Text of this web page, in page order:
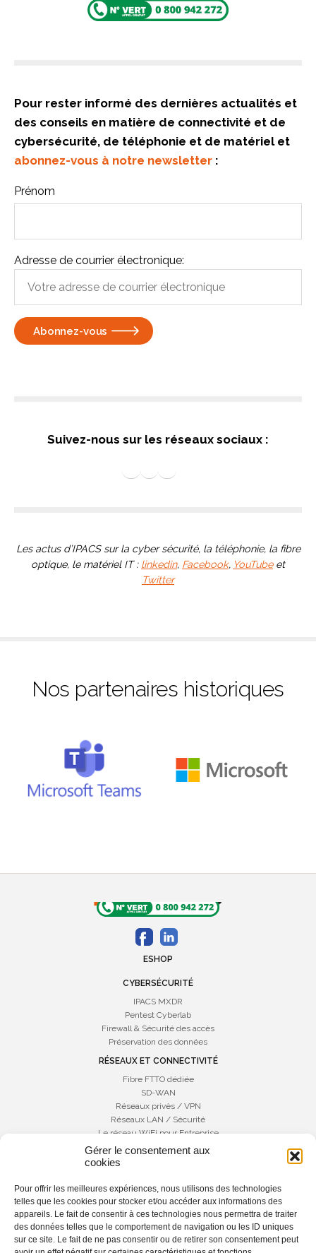
Gérer le consentement aux
cookies
Pour offrir les meilleures expériences, nous utilisons des technologies
telles que les cookies pour stocker et/ou accéder aux informations des
appareils. Le fait de consentir à ces technologies nous permettra de traiter
des données telles que le comportement de navigation ou les ID uniques
sur ce site. Le fait de ne pas consentir ou de retirer son consentement peut
Pour rester informé des dernières actualités et
des conseils en matière de connectivité et de
cybersécurité, de téléphonie et de matériel et
abonnez-vous à notre newsletter :
Prénom
Adresse de courrier électronique:
Suivez-nous sur les réseaux sociaux :
Les actus d’IPACS sur la cyber sécurité, la téléphonie, la fibre
optique, le matériel IT : linkedin, Facebook, YouTubeet
Twitter
Nos partenaires historiques
ESHOP
CYBERSÉCURITÉ
IPACS MXDR
Pentest Cyberlab
Firewall & Sécurité des accès
Préservation des données
RÉSEAUX ET CONNECTIVITÉ
Fibre FTTO dédiée
SD-WAN
Réseaux privès / VPN
Réseaux LAN / Sécurité
Le réseau WiFi pour Entreprise
COMMUNICATIONS UNIFIÉES
Téléphonie Cloud
SIP TRUNK
Microsoft Teams
La solution 3CX
IPACS